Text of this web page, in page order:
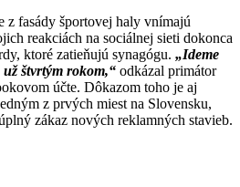
z fasády športovej haly vnímajú
reakciách na sociálnej sieti dokonca
ktoré zatieňujú synagógu. „Ideme
štvrtým rokom,“ odkázal primátor
účte. Dôkazom toho je aj
z prvých miest na Slovensku,
zákaz nových reklamných stavieb.